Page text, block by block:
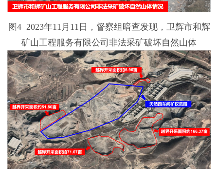
图4 2023年11月11日，督察组暗查发现，卫辉市和辉
矿山工程服务有限公司非法采矿破坏自然山体